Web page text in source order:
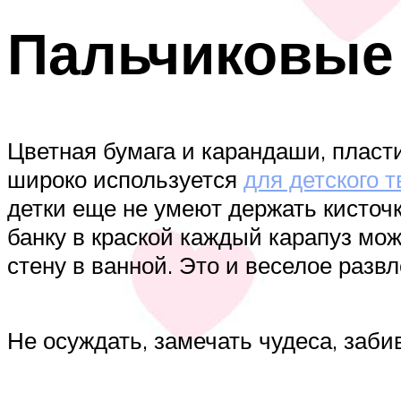
Цветная бумага и карандаши,
широко используется для детского
детки еще не умеют держать
банку в краской каждый карапуз
стену в ванной. Это и веселое
Не осуждать, замечать чудеса,